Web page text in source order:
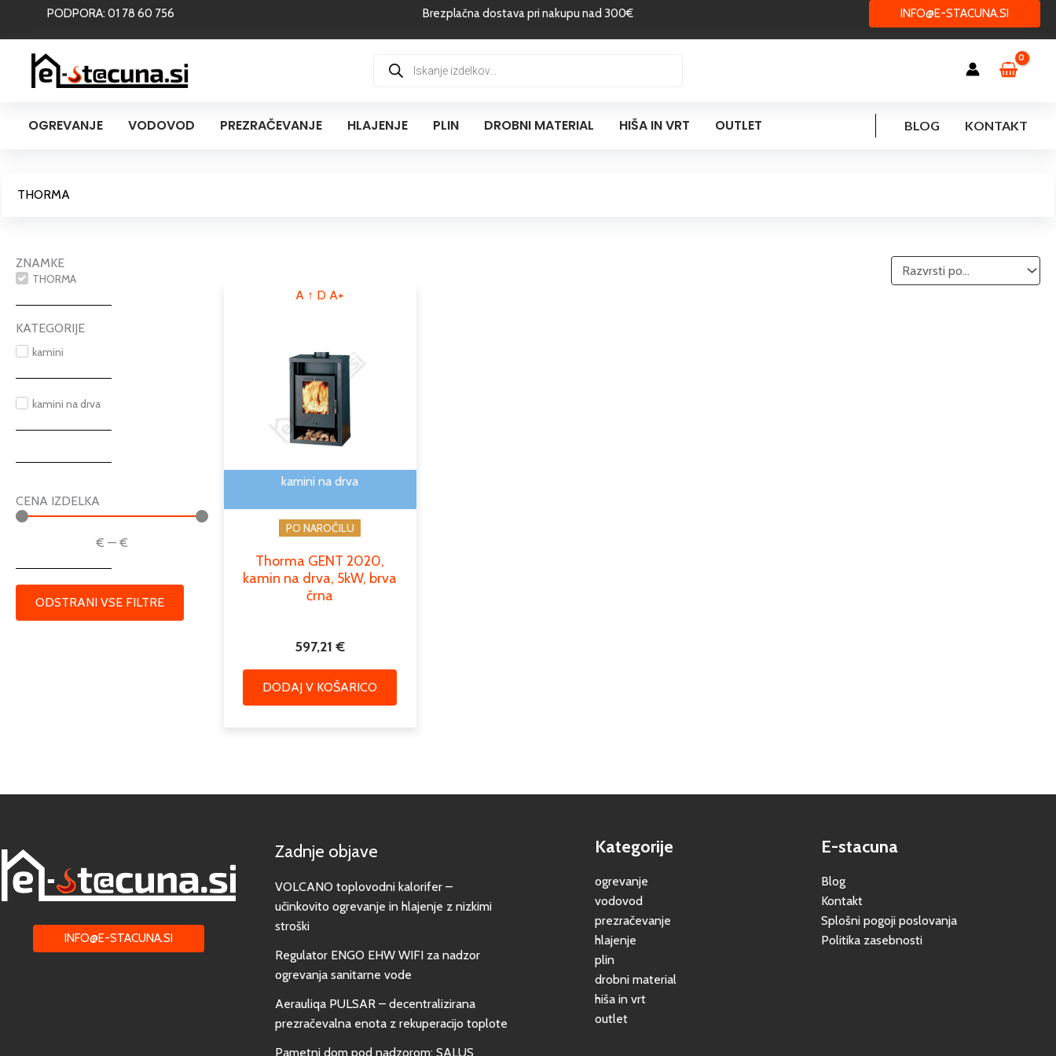
PODPORA: 01 78 60 756 Brezplačna dostava pri nakupu nad 300€ INFO@E-STACUNA.SI
search
OGREVANJE VODOVOD PREZRAČEVANJE HLAJENJE PLIN DROBNI MATERIAL HIŠA IN VRT OUTLET BLOG KONTAKT
THORMA
ZNAMKE
THORMA
KATEGORIJE
kamini
kamini na drva
CENA IZDELKA
€ — €
ODSTRANI VSE FILTRE
A ↑ D A+
kamini na drva
PO NAROČILU
Thorma GENT 2020,
kamin na drva, 5kW, brva
črna
597,21€
DODAJ V KOŠARICO
INFO@E-STACUNA.SI
Zadnje objave
VOLCANO toplovodni kalorifer –
učinkovito ogrevanje in hlajenje z nizkimi
stroški
Regulator ENGO EHW WIFI za nadzor
ogrevanja sanitarne vode
Aerauliqa PULSAR – decentralizirana
prezračevalna enota z rekuperacijo toplote
Pametni dom pod nadzorom: SALUS
Kategorije
ogrevanje
vodovod
prezračevanje
hlajenje
plin
drobni material
hiša in vrt
outlet
E-stacuna
Blog
Kontakt
Splošni pogoji poslovanja
Politika zasebnosti